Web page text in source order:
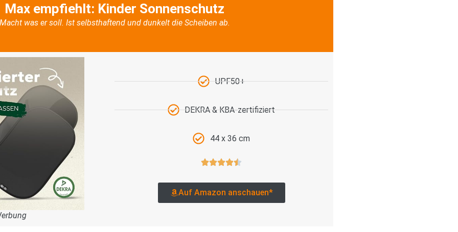
Max empfiehlt: Kinder Sonnenschutz
was er soll. Ist selbsthaftend und dunkelt die Scheiben ab.
UPF50+
DEKRA & KBA-zertifiziert
44 x 36 cm
Auf Amazon anschauen*